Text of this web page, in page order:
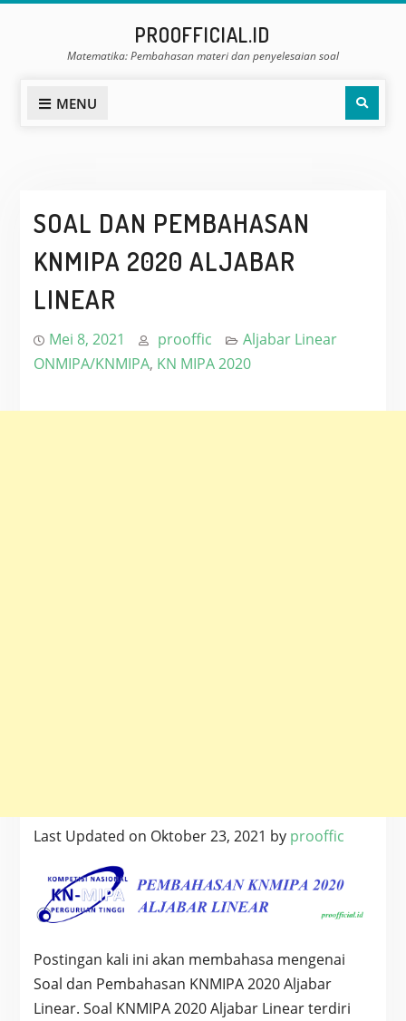
PROOFFICIAL.ID
Matematika: Pembahasan materi dan penyelesaian soal
MENU
SOAL DAN PEMBAHASAN
KNMIPA 2020 ALJABAR
LINEAR
Mei 8, 2021 prooffic
Aljabar Linear
ONMIPA/KNMIPA, KN MIPA 2020
Last Updated on Oktober 23, 2021 by prooffic
Postingan kali ini akan membahasa mengenai
Soal dan Pembahasan KNMIPA 2020 Aljabar
Linear. Soal KNMIPA 2020 Aljabar Linear terdiri